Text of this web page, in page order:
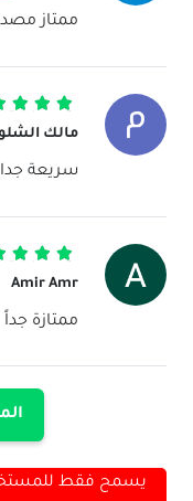
ممتاز
تم
مالك
سريعة
تم
Amir Amr
ممتازة جداً
يسمح فقط